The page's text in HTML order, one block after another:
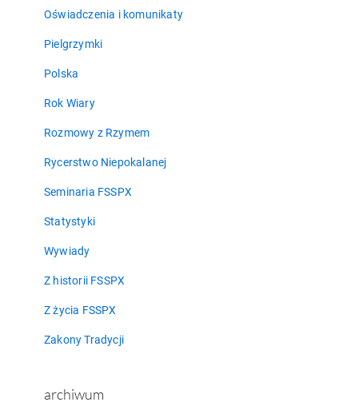
Oświadczenia i komunikaty
Pielgrzymki
Polska
Rok Wiary
Rozmowy z Rzymem
Rycerstwo Niepokalanej
Seminaria FSSPX
Statystyki
Wywiady
Z historii FSSPX
Z życia FSSPX
Zakony Tradycji
archiwum